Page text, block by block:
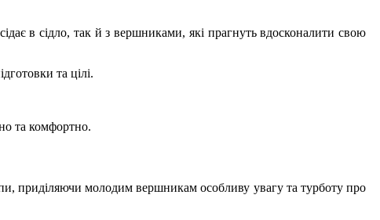
в сідло, так й з вершниками, які прагнуть вдосконалити свою
та цілі.
та комфортно.
приділяючи молодим вершникам особливу увагу та турботу про